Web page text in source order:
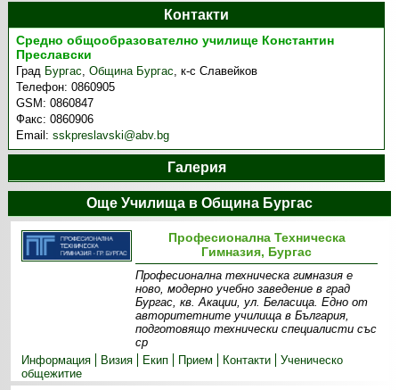
Контакти
Средно общообразователно училище Константин
Преславски
Град Бургас,Община Бургас,к-с Славейков
Телефон:0860905
GSM:0860847
Факс:0860906
Email:sskpreslavski@abv.bg
Галерия
Още Училища в Община Бургас
Професионална Техническа
Гимназия, Бургас
Професионална техническа гимназия е
ново, модерно учебно заведение в град
Бургас, кв. Акации, ул. Беласица. Едно от
авторитетните училища в България,
подготовящо технически специалисти със
ср
Информация
Визия Екип Прием Контакти
Ученическо
общежитие